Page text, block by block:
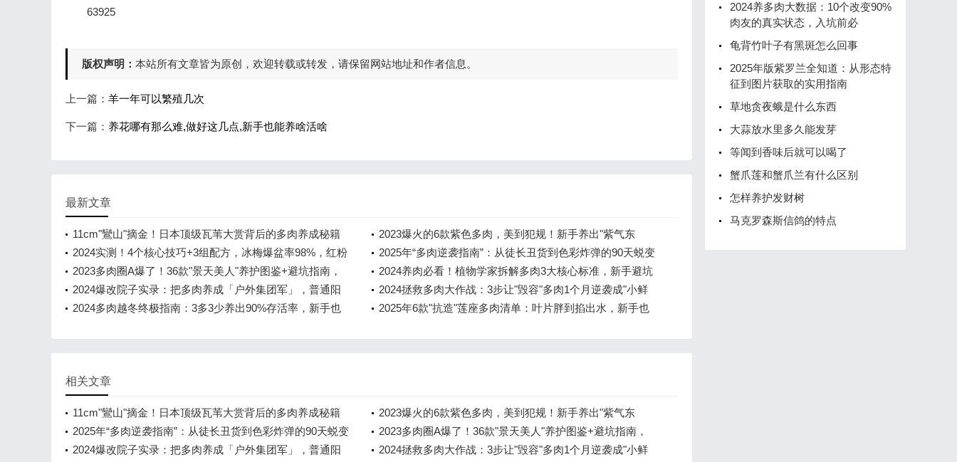
63925
版权声明： 本站所有文章皆为原创，欢迎转载或转发，请保留网站地址和作者信息。
上一篇： 羊一年可以繁殖几次
下一篇： 养花哪有那么难,做好这几点,新手也能养啥活啥
最新文章
11cm"鸞山"摘金！日本顶级瓦苇大赏背后的多肉养成秘籍
2023爆火的6款紫色多肉，美到犯规！新手养出"紫气东
来"全攻略
2024实测！4个核心技巧+3组配方，冰梅爆盆率98%，红粉
渐变还带冰淇淋香
2025年“多肉逆袭指南”：从徒长丑货到色彩炸弹的90天蜕变
计划
2023多肉圈A爆了！36款"景天美人"养护图鉴+避坑指南，
新手也能养出彩虹色
2024养肉必看！植物学家拆解多肉3大核心标准，新手避坑
+配土公式直接抄
2024爆改院子实录：把多肉养成「户外集团军」，普通阳
台党看完哭了！
2024拯救多肉大作战：3步让"毁容"多肉1个月逆袭成"小鲜
肉"
2024多肉越冬终极指南：3多3少养出90%存活率，新手也
2025年6款"抗造"莲座多肉清单：叶片胖到掐出水，新手也
相关文章
11cm"鸞山"摘金！日本顶级瓦苇大赏背后的多肉养成秘籍
2023爆火的6款紫色多肉，美到犯规！新手养出"紫气东
来"全攻略
2025年“多肉逆袭指南”：从徒长丑货到色彩炸弹的90天蜕变
计划
2023多肉圈A爆了！36款"景天美人"养护图鉴+避坑指南，
新手也能养出彩虹色
2024爆改院子实录：把多肉养成「户外集团军」，普通阳 2024拯救多肉大作战：3步让"毁容"多肉1个月逆袭成"小鲜
2024养多肉大数据：10个改变90%
肉友的真实状态，入坑前必
龟背竹叶子有黑斑怎么回事
2025年版紫罗兰全知道：从形态特
征到图片获取的实用指南
草地贪夜蛾是什么东西
大蒜放水里多久能发芽
等闻到香味后就可以喝了
蟹爪莲和蟹爪兰有什么区别
怎样养护发财树
马克罗森斯信鸽的特点